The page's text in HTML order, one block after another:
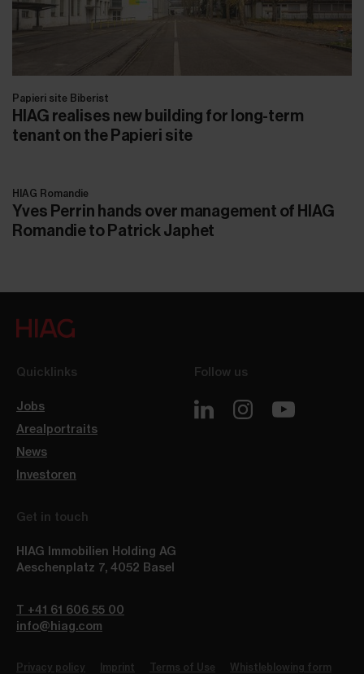
Papieri site Biberist
HIAG realises new building for long-term
tenant on the Papieri site
HIAG Romandie
Yves Perrin hands over management of HIAG
Romandie to Patrick Japhet
Quicklinks
Jobs
Arealportraits
News
Investoren
Follow us
Get in touch
HIAG Immobilien Holding AG
Aeschenplatz 7, 4052 Basel
T +41 61 606 55 00
info@hiag.com
Privacy policy Imprint Terms of Use Whistleblowing form